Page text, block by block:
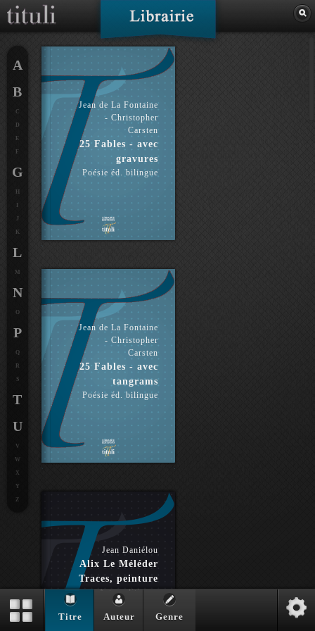
Jean de La Fontaine
- Christopher
Carsten
25 Fables - avec
gravures
Poésie éd. bilingue
Jean de La Fontaine
- Christopher
Carsten
25 Fables - avec
tangrams
Poésie éd. bilingue
Jean Daniélou
Alix Le Méléder
Traces, peinture
Arts politiques
A
B
C
D
E
F
G
H
J
K
L
M
N
O
P
Q
R
S
T
U
V
W
X
Y
Z
Titre Auteur Genre